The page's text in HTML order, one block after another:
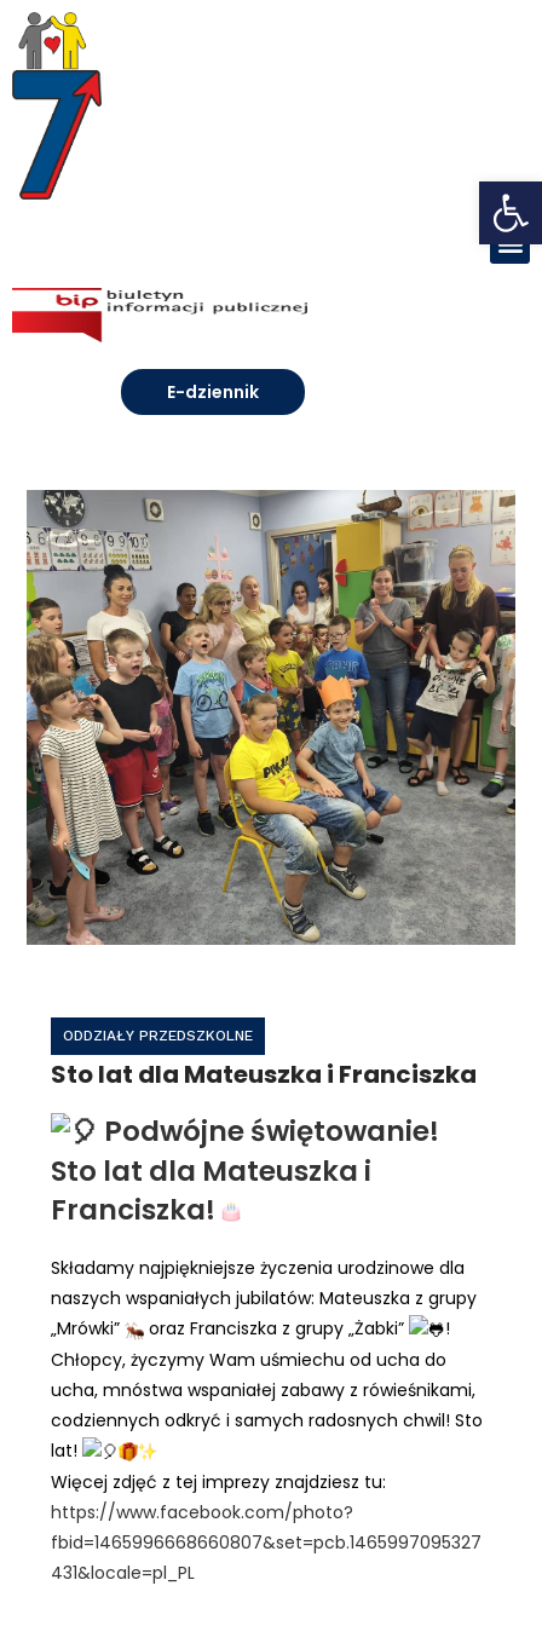
Open toolbar
E-dziennik
ODDZIAŁY PRZEDSZKOLNE
Sto lat dla Mateuszka i Franciszka
Podwójne świętowanie!
Sto lat dla Mateuszka i
Franciszka!
Składamy najpiękniejsze życzenia urodzinowe dla
naszych wspaniałych jubilatów: Mateuszka z grupy
„Mrówki”
oraz Franciszka z grupy „Żabki”
!
Chłopcy, życzymy Wam uśmiechu od ucha do
ucha, mnóstwa wspaniałej zabawy z rówieśnikami,
codziennych odkryć i samych radosnych chwil! Sto
lat!
Więcej zdjęć z tej imprezy znajdziesz tu:
https://www.facebook.com/photo?
fbid=1465996668660807&set=pcb.1465997095327
431&locale=pl_PL